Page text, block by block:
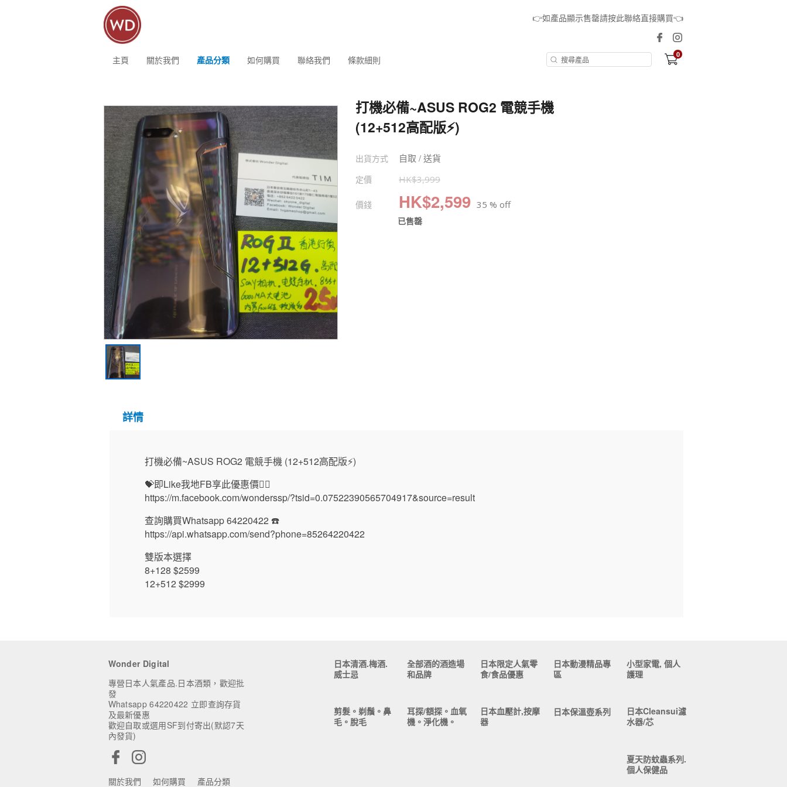
👉如產品顯示售罄請按此聯絡直接購買👈
主頁 關於我們 產品分類 如何購買 聯絡我們 條款細則 0
打機必備~ASUS ROG2 電競手機
(12+512高配版⚡️)
出貨方式 自取 / 送貨
定價 HK$3,999
價錢 HK$2,599 35 % off
已售罄
詳情
打機必備~ASUS ROG2 電競手機 (12+512高配版⚡️)
💝即Like我地FB享此優惠價👍🏻
https://m.facebook.com/wonderssp/?tsid=0.07522390565704917&source=result
查詢購買Whatsapp 64220422 ☎️
https://api.whatsapp.com/send?phone=85264220422
雙版本選擇
8+128 $2599
12+512 $2999
Wonder Digital
專營日本人氣產品.日本酒類，歡迎批
發
Whatsapp 64220422 立即查詢存貨
及最新優惠
歡迎自取或選用SF到付寄出(默認7天
內發貨)
關於我們 如何購買 產品分類
日本清酒.梅酒.
威士忌
全部酒的酒造場
和品牌
日本限定人氣零
食/食品優惠
日本動漫精品專
區
小型家電, 個人
護理
剪髮。剃鬚。鼻
毛。脫毛
耳探/額探。血氧
機。淨化機。
日本血壓計,按摩
器
日本保溫壺系列
日本Cleansui濾
水器/芯
夏天防蚊蟲系列.
個人保健品